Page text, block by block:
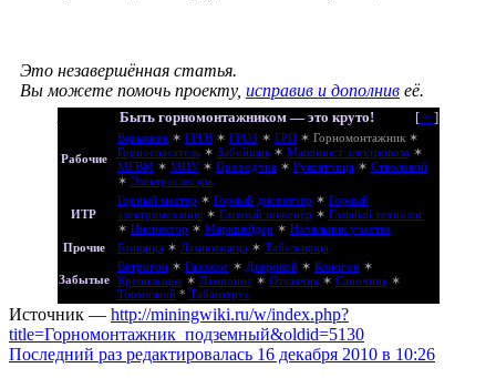
Это незавершённая статья.
Вы можете помочь проекту, исправив и дополнив её.
[+ ]
Быть горномонтажником — это круто!
Рабочие
Взрывник✶ ГРГВ✶ ГРОЗ ✶ ГРП✶ Горномонтажник✶
Горноспасатель✶ Забойщик✶ Машинист электровоза✶
МГВМ✶ МПУ✶ Проходчик✶ Рукоятчица✶ Стволовой
✶ Электрослесарь
ИТР
Горный мастер ✶ Горный диспетчер ✶ Горный
электромеханик✶ Главный инженер ✶ Главный технолог
✶ Инспектор ✶ Маркшейдер ✶ Начальник участка
Прочие
Банщица✶ Ламповщица✶ Табельщица
Забытые
Ветрогон✶ Газожог✶ Дверовой✶ Коногон✶
Крепильщик✶ Лампонос✶ Откатчик✶ Саночник✶
Тормозной* Табакотрус
Источник — http://miningwiki.ru/w/index.php?
title=Горномонтажник_подземный&oldid=5130
Последний раз редактировалась 16 декабря 2010 в 10:26